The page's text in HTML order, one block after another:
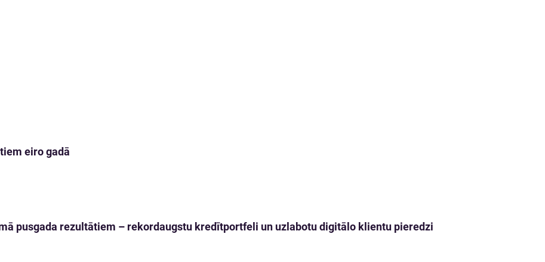
eiro gadā
pusgada rezultātiem – rekordaugstu kredītportfeli un uzlabotu digitālo klientu pieredzi